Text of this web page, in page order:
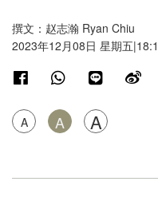
撰文：赵志瀚 Ryan Chiu
2023年12月08日 星期五
A A A